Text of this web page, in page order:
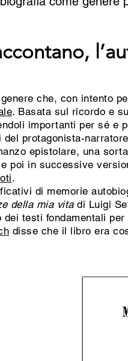
genere che, con intento
. Basata sul ricordo e
importanti per sé e
protagonista-
epistolare, una
poi in successive
.
di memorie
della mia vitadi Luigi
testi fondamentali
disse che il libro era